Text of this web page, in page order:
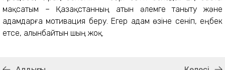
мақсатым – Қазақстанның атын әлемге таныту және
адамдарға мотивация беру. Егер адам өзіне сеніп, еңбек
етсе, алынбайтын шың жоқ.